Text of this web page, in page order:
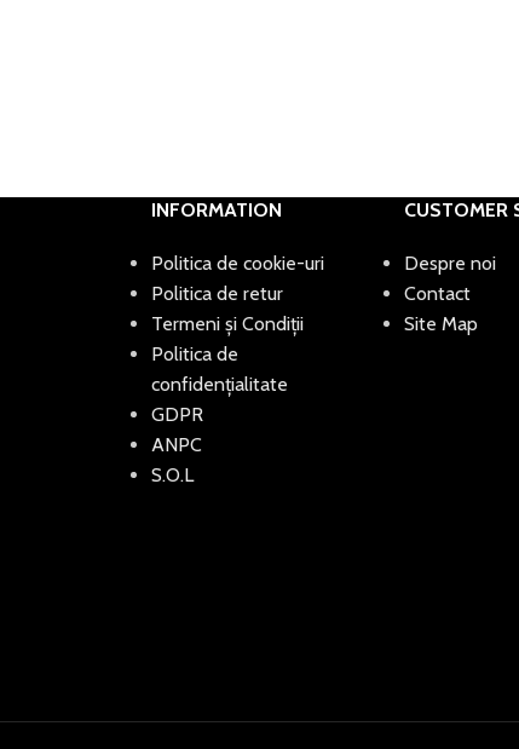
INFORMATION
Politica de cookie-uri
Politica de retur
Termeni și Condiții
Politica de
confidențialitate
GDPR
ANPC
S.O.L
CUSTOMER
Despre noi
Contact
Site Map